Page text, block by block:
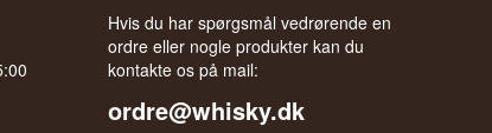
Hvis du har spørgsmål vedrørende en
ordre eller nogle produkter kan du
kontakte os på mail:
ordre@whisky.dk